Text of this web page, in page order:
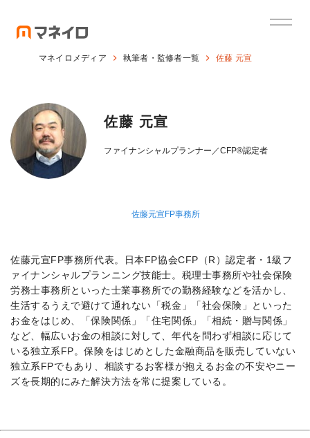
マネイロメディア 執筆者・監修者一覧 佐藤 元宣
佐藤 元宣
ファイナンシャルプランナー／CFP®認定者
佐藤元宣FP事務所代表。日本FP協会CFP（R）認定者・1級フ
ァイナンシャルプランニング技能士。税理士事務所や社会保険
労務士事務所といった士業事務所での勤務経験などを活かし、
生活するうえで避けて通れない「税金」「社会保険」といった
お金をはじめ、「保険関係」「住宅関係」「相続・贈与関係」
など、幅広いお金の相談に対して、年代を問わず相談に応じて
いる独立系FP。保険をはじめとした金融商品を販売していない
独立系FPでもあり、相談するお客様が抱えるお金の不安やニー
ズを長期的にみた解決方法を常に提案している。
佐藤元宣FP事務所